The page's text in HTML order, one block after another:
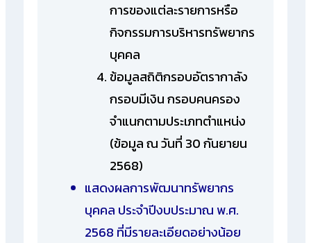
การของแต่ละรายการหรือ
กิจกรรมการบริหารทรัพยากร
บุคคล
ข้อมูลสถิติกรอบอัตรากาลัง
กรอบมีเงิน กรอบคนครอง
จำแนกตามประเภทตำแหน่ง
(ข้อมูล ณ วันที่ 30 กันยายน
2568)
แสดงผลการพัฒนาทรัพยากร
บุคคล ประจำปีงบประมาณ พ.ศ.
2568 ที่มีรายละเอียดอย่างน้อย